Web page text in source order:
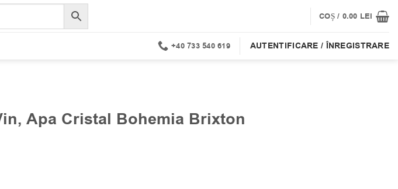
COȘ / 0.00 LEI
+40 733 540 619 AUTENTIFICARE / ÎNREGISTRARE
Apa Cristal Bohemia Brixton